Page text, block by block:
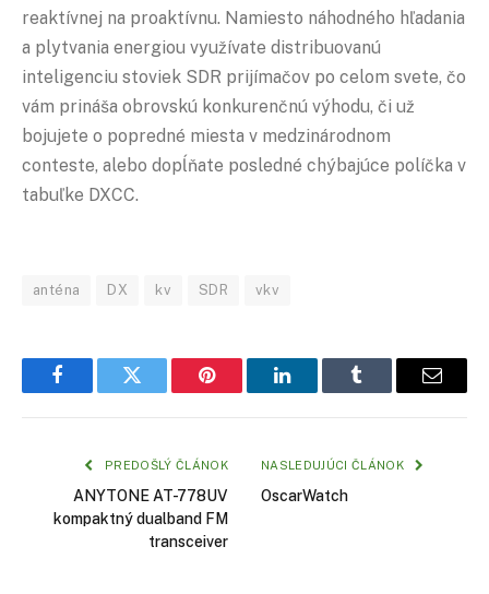
reaktívnej na proaktívnu. Namiesto náhodného hľadania
a plytvania energiou využívate distribuovanú
inteligenciu stoviek SDR prijímačov po celom svete, čo
vám prináša obrovskú konkurenčnú výhodu, či už
bojujete o popredné miesta v medzinárodnom
conteste, alebo dopĺňate posledné chýbajúce políčka v
tabuľke DXCC.
anténa DX kv SDR vkv
FacebookTwitter Pinterest LinkedInTumblr Email
PREDOŠLÝ ČLÁNOK
ANYTONE AT-778UV
kompaktný dualband FM
transceiver
NASLEDUJÚCI ČLÁNOK
OscarWatch